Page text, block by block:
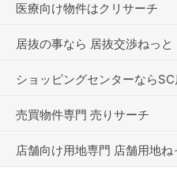
医療向け物件はクリサーチ
居抜の事なら 居抜交渉ねっと
ショッピングセンターならSC
売買物件専門 売りサーチ
店舗向け用地専門 店舗用地ね